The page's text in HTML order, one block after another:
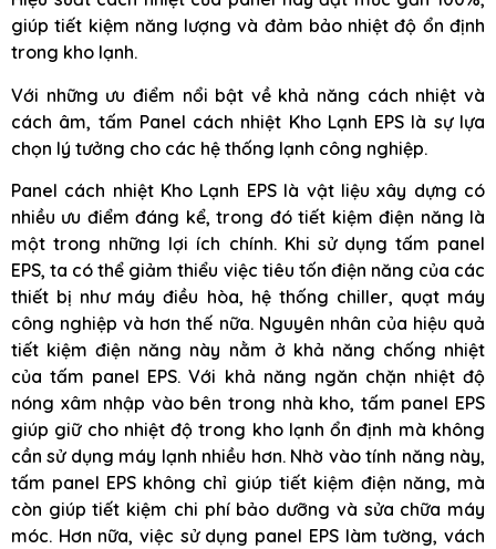
giúp tiết kiệm năng lượng và đảm bảo nhiệt độ ổn định
trong kho lạnh.
Với những ưu điểm nổi bật về khả năng cách nhiệt và
cách âm, tấm Panel cách nhiệt Kho Lạnh EPS là sự lựa
chọn lý tưởng cho các hệ thống lạnh công nghiệp.
Panel cách nhiệt Kho Lạnh EPS là vật liệu xây dựng có
nhiều ưu điểm đáng kể, trong đó tiết kiệm điện năng là
một trong những lợi ích chính. Khi sử dụng tấm panel
EPS, ta có thể giảm thiểu việc tiêu tốn điện năng của các
thiết bị như máy điều hòa, hệ thống chiller, quạt máy
công nghiệp và hơn thế nữa. Nguyên nhân của hiệu quả
tiết kiệm điện năng này nằm ở khả năng chống nhiệt
của tấm panel EPS. Với khả năng ngăn chặn nhiệt độ
nóng xâm nhập vào bên trong nhà kho, tấm panel EPS
giúp giữ cho nhiệt độ trong kho lạnh ổn định mà không
cần sử dụng máy lạnh nhiều hơn. Nhờ vào tính năng này,
tấm panel EPS không chỉ giúp tiết kiệm điện năng, mà
còn giúp tiết kiệm chi phí bảo dưỡng và sửa chữa máy
móc. Hơn nữa, việc sử dụng panel EPS làm tường, vách